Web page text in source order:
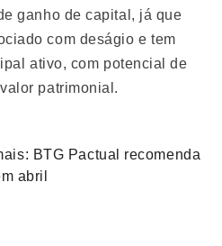
ganho de capital, já que
com deságio e tem
ativo, com potencial de
patrimonial.
BTG Pactual recomenda
abril